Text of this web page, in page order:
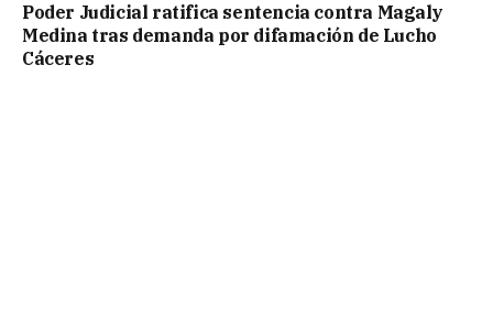
Poder Judicial ratifica sentencia contra Magaly
Medina tras demanda por difamación de Lucho
Cáceres